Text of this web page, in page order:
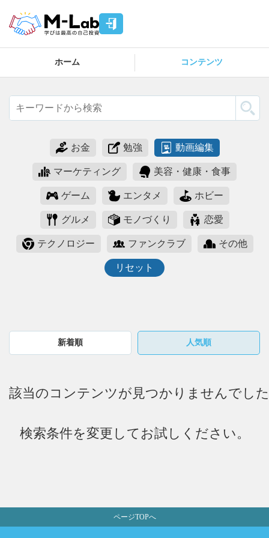
ホーム コンテンツ
お金 勉強 動画編集
マーケティング 美容・健康・食事
ゲーム エンタメ ホビー
グルメ モノづくり 恋愛
テクノロジー ファンクラブ その他
リセット
新着順 人気順
ページTOPへ